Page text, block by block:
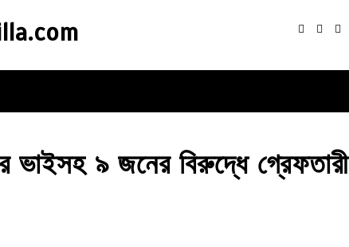
ভাইসহ ৯ জনের বিরুদ্ধে গ্রেফতারী